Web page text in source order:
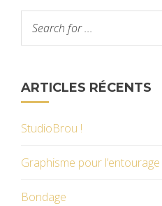
ARTICLES RÉCENTS
StudioBrou !
Graphisme pour l’entourage
Bondage